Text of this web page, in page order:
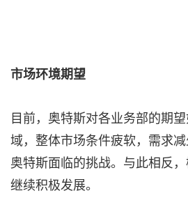
市场环境期望
目前，奥特斯对各业务部的期
域，整体市场条件疲软，需求
奥特斯面临的挑战。与此相反
继续积极发展。